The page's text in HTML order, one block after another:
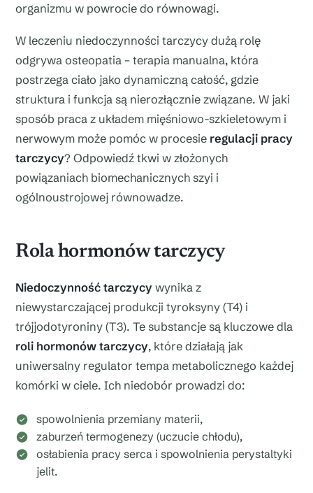
organizmu w powrocie do równowagi.
W leczeniu niedoczynności tarczycy dużą rolę
odgrywa osteopatia – terapia manualna, która
postrzega ciało jako dynamiczną całość, gdzie
struktura i funkcja są nierozłącznie związane. W jaki
sposób praca z układem mięśniowo-szkieletowym i
nerwowym może pomóc w procesie regulacji pracy
tarczycy? Odpowiedź tkwi w złożonych
powiązaniach biomechanicznych szyi i
ogólnoustrojowej równowadze.
Rola hormonów tarczycy
Niedoczynność tarczycy wynika z
niewystarczającej produkcji tyroksyny (T4) i
trójjodotyroniny (T3). Te substancje są kluczowe dla
roli hormonów tarczycy, które działają jak
uniwersalny regulator tempa metabolicznego każdej
komórki w ciele. Ich niedobór prowadzi do:
spowolnienia przemiany materii,
zaburzeń termogenezy (uczucie chłodu),
osłabienia pracy serca i spowolnienia perystaltyki
jelit.